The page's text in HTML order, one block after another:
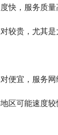
度快，服务质
对较贵，尤其
对便宜，服务
地区可能速度较